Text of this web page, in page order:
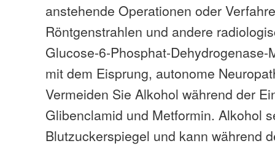
anstehende Operationen oder
Röntgenstrahlen und andere
Glucose-6-Phosphat-Dehydrogenase-
mit dem Eisprung, autonome
Vermeiden Sie Alkohol während der
Glibenclamid und Metformin. Alkohol
Blutzuckerspiegel und kann während